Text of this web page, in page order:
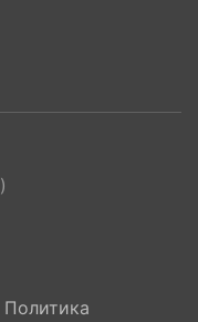
)
Политика